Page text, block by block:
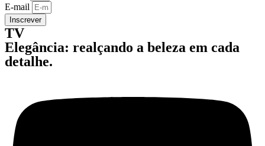
E-mail
Inscrever
TV
Elegância: realçando a beleza em cada
detalhe.